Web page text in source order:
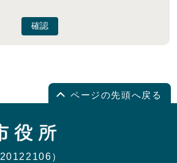
確認
ページの先頭へ戻る
）